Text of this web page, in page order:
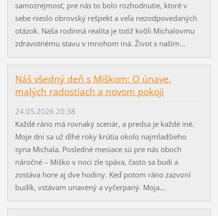
samozrejmosť, pre nás to bolo rozhodnutie, ktoré v
sebe nieslo obrovský rešpekt a veľa nezodpovedaných
otázok. Naša rodinná realita je totiž kvôli Michalovmu
zdravotnému stavu v mnohom iná. Život s naším...
Náš všedný deň s Miškom: O únave,
malých radostiach a novom pokoji
24.05.2026 20:38
Každé ráno má rovnaký scenár, a predsa je každé iné.
Moje dni sa už dlhé roky krútia okolo najmladšieho
syna Michala. Posledné mesiace sú pre nás oboch
náročné – Miško v noci zle spáva, často sa budí a
zostáva hore aj dve hodiny. Keď potom ráno zazvoní
budík, vstávam unavený a vyčerpaný. Moja...